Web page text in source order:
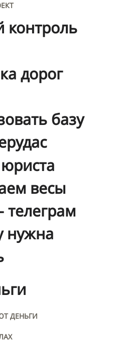
контроль
дорог
базу
весы
телеграм
нужна
ДЕНЬГИ